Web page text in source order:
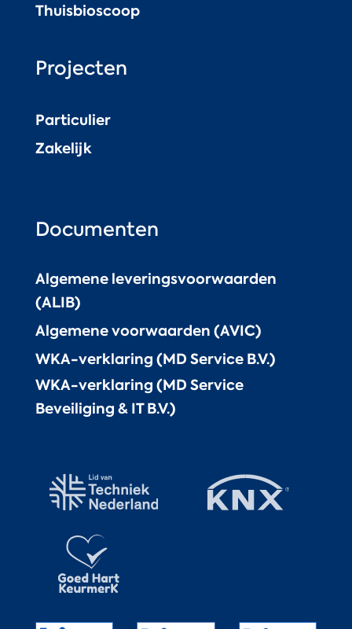
Thuisbioscoop
Projecten
Particulier
Zakelijk
Documenten
Algemene leveringsvoorwaarden
(ALIB)
Algemene voorwaarden (AVIC)
WKA-verklaring (MD Service B.V.)
WKA-verklaring (MD Service
Beveiliging & IT B.V.)